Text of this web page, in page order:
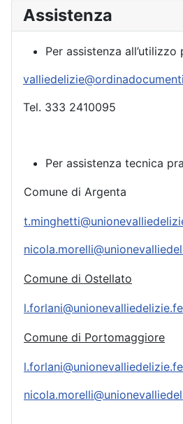
Assistenza
Per assistenza all’utilizzo
Tel. 333 2410095
Per assistenza tecnica
Comune di Argenta
Comune di Ostellato
Comune di Portomaggiore